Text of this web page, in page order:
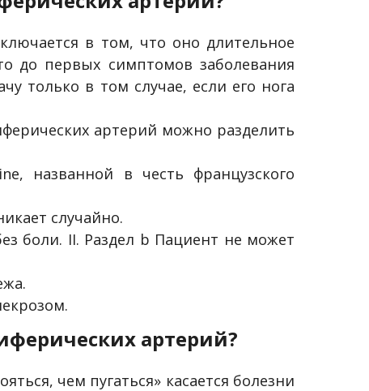
в том, что оно длительное
до первых симптомов заболевания
только в том случае, если его нога
артерий можно разделить
названной в честь французского
случайно.
боли. II. Раздел b Пациент не может
артерий?
чем пугаться» касается болезни